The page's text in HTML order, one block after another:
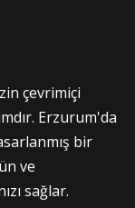
çevrimiçi
Erzurum'da
bir
ve
sağlar.